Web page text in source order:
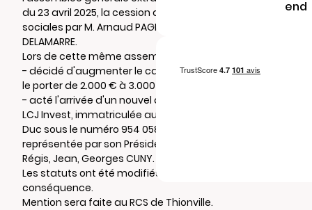
du 23 avril 2025, la cession de 300 parts
sociales par M. Arnaud PAGNIER à M. Mathieu
DELAMARRE.
Lors de cette même assemblée, il a été :
- décidé d'augmenter le capital social pour
le porter de 2.000 € à 3.000 €,
- acté l'arrivée d'un nouvel associé : la SASU
LCJ Invest, immatriculée au RCS de Bar-le-
Duc sous le numéro 954 058 707,
représentée par son Président, M. Julien,
Régis, Jean, Georges CUNY.
Les statuts ont été modifiés en
conséquence.
Mention sera faite au RCS de Thionville.
end